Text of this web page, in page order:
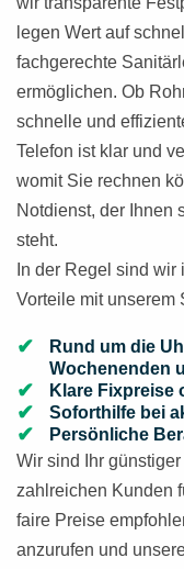
legen Wert auf
fachgerechte
ermöglichen. Ob
schnelle und
Telefon ist klar und
womit Sie rechnen
Notdienst, der Ihnen
steht.
In der Regel sind
Vorteile mit unserem
Rund um die
Wochenenden
Klare Fixpreise
Soforthilfe bei
Persönliche
Wir sind Ihr günstiger
zahlreichen Kunden
faire Preise
anzurufen und